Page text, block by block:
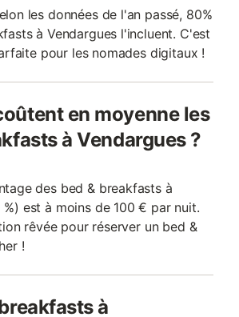
les données de l'an passé, 80%
à Vendargues l'incluent. C'est
pour les nomades digitaux !
en moyenne les
à Vendargues ?
des bed & breakfasts à
est à moins de 100 € par nuit.
rêvée pour réserver un bed &
!
à